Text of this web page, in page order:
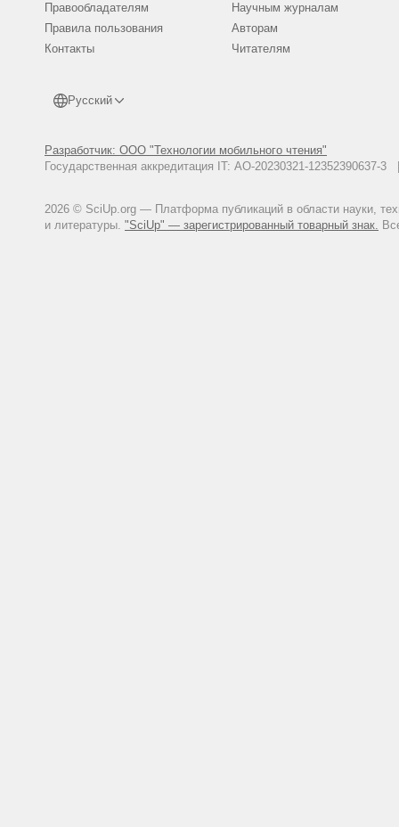
Правообладателям
Правила пользования
Контакты
Русский
Разработчик: ООО "Технологии мобильного чтения"
Государственная аккредитация IT: АО-20230321-
2026 © SciUp.org — Платформа публикаций в области науки,
и литературы. "SciUp" — зарегистрированный товарный знак.
Научным журналам
Авторам
Читателям